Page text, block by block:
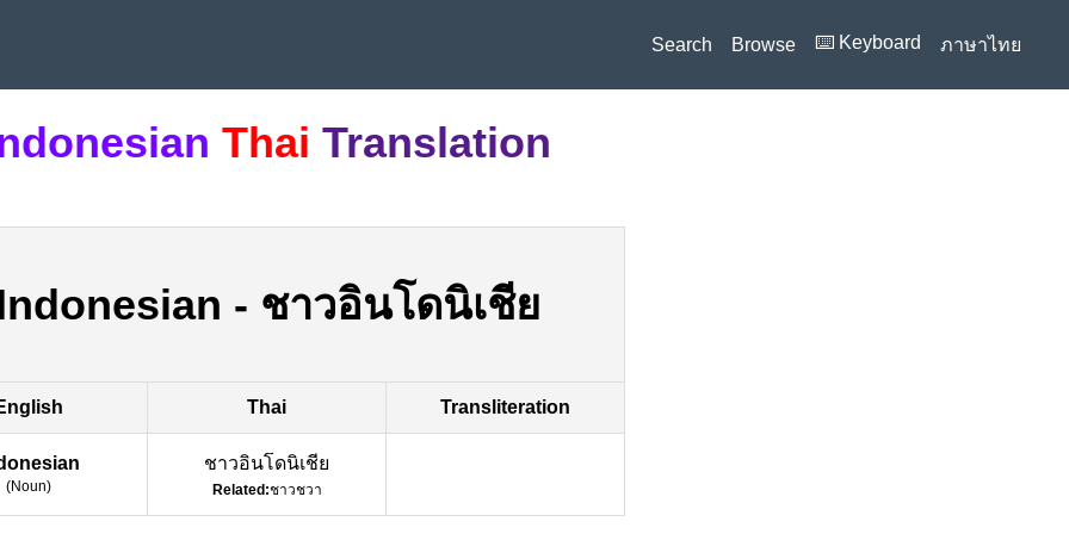
Search Browse ⌨️ Keyboard ภาษาไทย
Thai Translation
- ชาวอินโดนิเชีย
Thai Transliteration
(Noun)
ชาวอินโดนิเชีย
Related:ชาวชวา